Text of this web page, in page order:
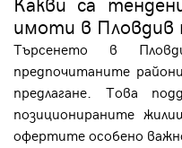
имоти в Пловдив
Търсенето в
предпочитаните
предлагане. Това
позиционираните
офертите особено